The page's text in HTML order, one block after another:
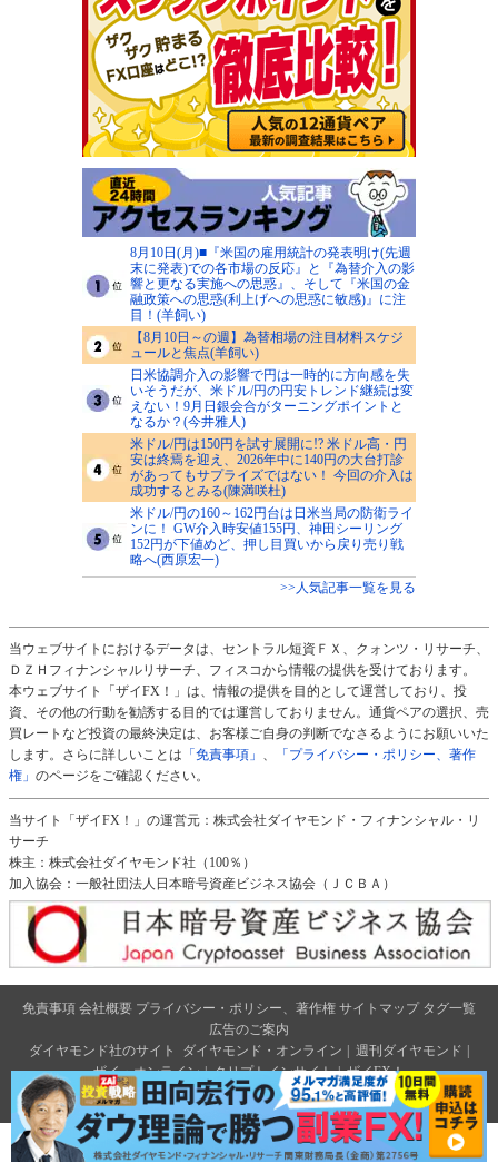
8月10日(月)■『米国の雇用統計の発表明け(先週
末に発表)での各市場の反応』と『為替介入の影
響と更なる実施への思惑』、そして『米国の金
融政策への思惑(利上げへの思惑に敏感)』に注
目！(羊飼い)
【8月10日～の週】為替相場の注目材料スケジ
ュールと焦点(羊飼い)
日米協調介入の影響で円は一時的に方向感を失
いそうだが、米ドル/円の円安トレンド継続は変
えない！9月日銀会合がターニングポイントと
なるか？(今井雅人)
米ドル/円は150円を試す展開に!? 米ドル高・円
安は終焉を迎え、2026年中に140円の大台打診
があってもサプライズではない！ 今回の介入は
成功するとみる(陳満咲杜)
米ドル/円の160～162円台は日米当局の防衛ライ
ンに！ GW介入時安値155円、神田シーリング
152円が下値めど、押し目買いから戻り売り戦
略へ(西原宏一)
>>人気記事一覧を見る
当ウェブサイトにおけるデータは、セントラル短資ＦＸ、クォンツ・リサーチ、
ＤＺＨフィナンシャルリサーチ、フィスコから情報の提供を受けております。
本ウェブサイト「ザイFX！」は、情報の提供を目的として運営しており、投
資、その他の行動を勧誘する目的では運営しておりません。通貨ペアの選択、売
買レートなど投資の最終決定は、お客様ご自身の判断でなさるようにお願いいた
します。さらに詳しいことは 「免責事項」
「プライバシー・ポリシー、著作
権」 のページをご確認ください。
当サイト「ザイFX！」の運営元：株式会社ダイヤモンド・フィナンシャル・リ
サーチ
株主：株式会社ダイヤモンド社（100％）
加入協会：一般社団法人日本暗号資産ビジネス協会（ＪＣＢＡ）
免責事項 会社概要 プライバシー・ポリシー、著作権 サイトマップ タグ一覧
広告のご案内
ダイヤモンド社のサイト
ダイヤモンド・オンライン 週刊ダイヤモンド
ザイ・オンライン| クリプトインサイト| ザイFX！
2026 Diamond Financial Research,Inc All Rights Reserved.